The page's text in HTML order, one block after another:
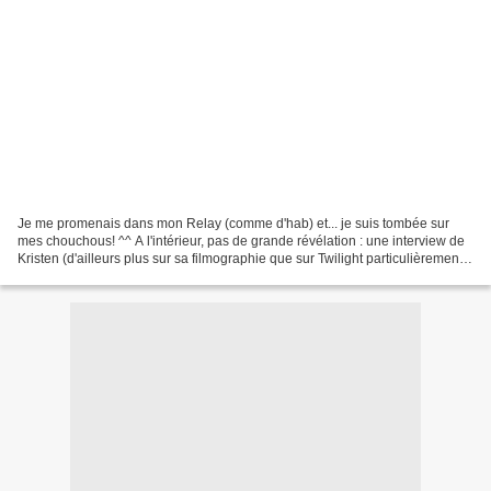
Je me promenais dans mon Relay (comme d'hab) et... je suis tombée sur
mes chouchous! ^^ A l'intérieur, pas de grande révélation : une interview de
Kristen (d'ailleurs plus sur sa filmographie que sur Twilight particulièrement)